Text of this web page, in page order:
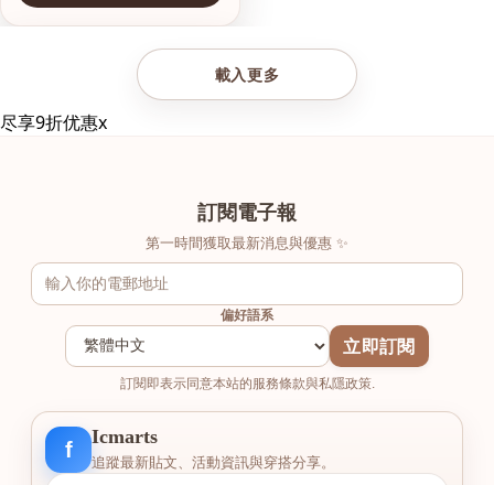
載入更多
尽享9折优惠x
訂閱電子報
第一時間獲取最新消息與優惠 ✨
偏好語系
立即訂閱
訂閱即表示同意本站的服務條款與私隱政策.
f
Icmarts
追蹤最新貼文、活動資訊與穿搭分享。